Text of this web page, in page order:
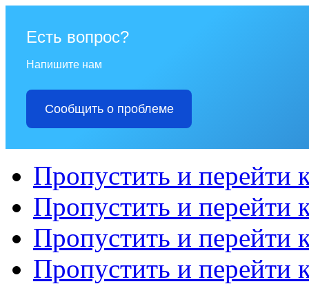
Есть вопрос?
Напишите нам
Сообщить о проблеме
Пропустить и перейти
Пропустить и перейти
Пропустить и перейти
Пропустить и перейти